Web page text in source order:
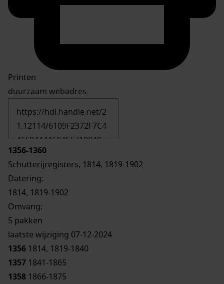
Printen
duurzaam webadres
1356-1360
Schutterijregisters, 1814, 1819-1902
Datering:
1814, 1819-1902
Omvang:
5 pakken
laatste wijziging 07-12-2024
1356 1814, 1819-1840
1357 1841-1865
1358 1866-1875